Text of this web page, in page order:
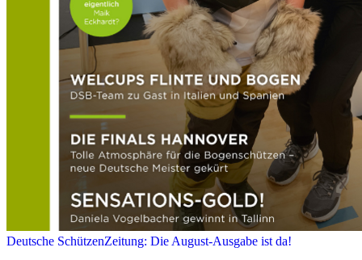
Deutsche SchützenZeitung: Die August-Ausgabe ist da!